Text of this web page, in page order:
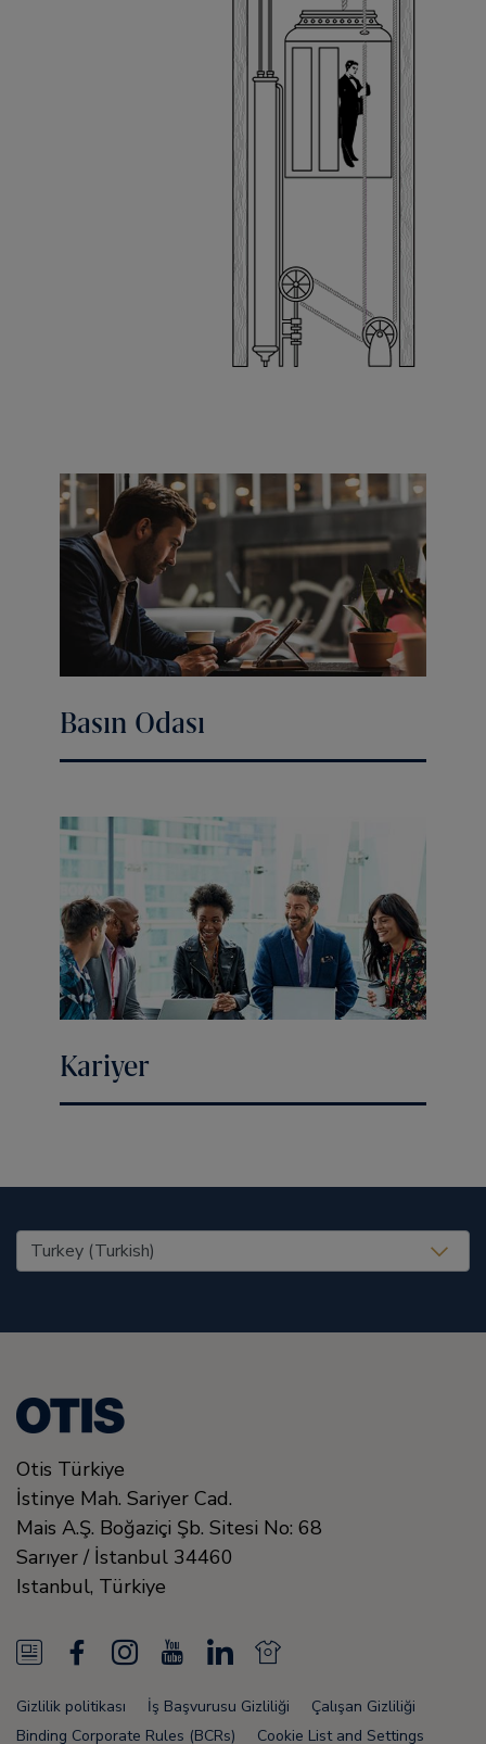
Basın Odası
Kariyer
United States (EN)
Otis Türkiye
İstinye Mah. Sariyer Cad.
Mais A.Ş. Boğaziçi Şb. Sitesi No: 68
Sarıyer / İstanbul 34460
Istanbul, Türkiye
N
e
w
a
c
I
n
s
u
L
n
N
e
w
Gizlilik politikası İş Başvurusu Gizliliği
Çalışan Gizliliği
Binding Corporate Rules (BCRs)
Cookie List and Settings